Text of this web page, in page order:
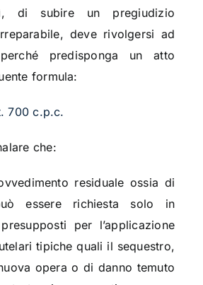
di subire un pregiudizio
deve rivolgersi ad
predisponga un atto
formula:
700 c.p.c.
che:
residuale ossia di
essere richiesta solo in
per l’applicazione
tipiche quali il sequestro,
opera o di danno temuto